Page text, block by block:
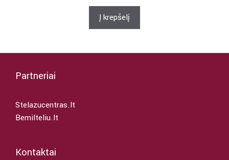
Į krepšelį
Partneriai
Stelazucentras.lt
Bemilteliu.lt
Kontaktai